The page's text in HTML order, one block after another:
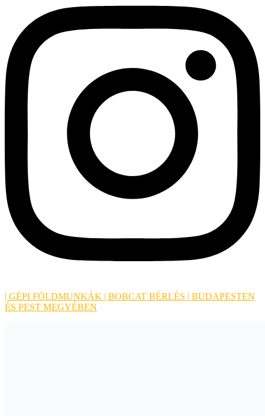
| GÉPI FÖLDMUNKÁK | BOBCAT BÉRLÉS | BUDAPESTEN
ÉS PEST MEGYÉBEN